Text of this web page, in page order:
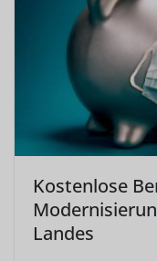
Kostenlose
Landes